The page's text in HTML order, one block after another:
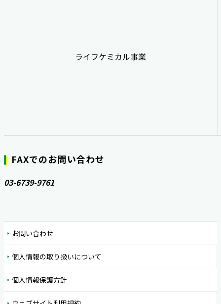
ライフケミカル事業
FAXでのお問い合わせ
03-6739-9761
お問い合わせ
個人情報の取り扱いについて
個人情報保護方針